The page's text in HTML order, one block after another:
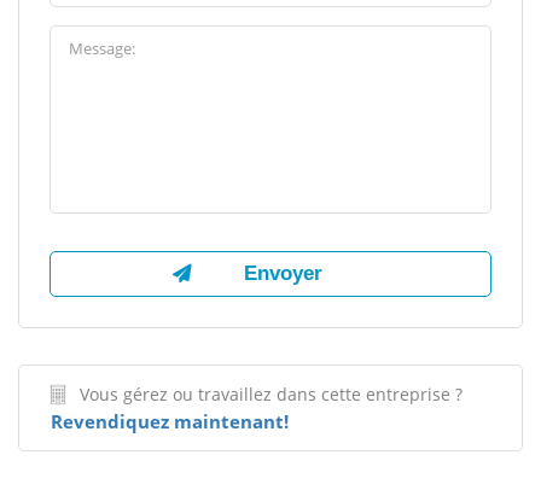
Vous gérez ou travaillez dans cette entreprise ?
Revendiquez maintenant!